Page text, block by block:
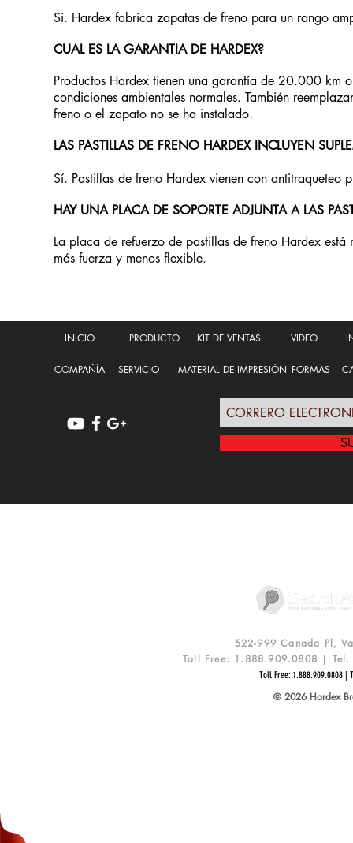
Si. Hardex fabrica zapatas de freno para un rango
CUAL ES LA GARANTIA DE HARDEX?
Productos Hardex tienen una garantía de 20.000 km
condiciones ambientales normales. También
freno o el zapato no se ha instalado.
LAS PASTILLAS DE FRENO HARDEX INCLUYEN
Sí. Pastillas de freno Hardex vienen con antitraqueteo
HAY UNA PLACA DE SOPORTE ADJUNTA A LAS
La placa de refuerzo de pastillas de freno Hardex
más fuerza y menos flexible.
INICIO PRODUCTO KIT DE VENTAS VIDEO
COMPAÑÍA SERVICIO MATERIAL DE IMPRESIÓN FORMAS
522-999 Canada Pl,
Toll Free: 1.888.909.0808 |
Toll Free: 1.888.909.0808 |
© 2026 Hardex